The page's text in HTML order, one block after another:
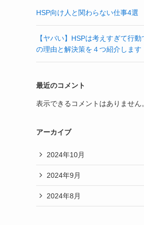
HSP向け人と関わらない仕事4選
【ヤバい】HSPは考えすぎて行
の理由と解決策を４つ紹介します
最近のコメント
表示できるコメントはありません。
アーカイブ
2024年10月
2024年9月
2024年8月